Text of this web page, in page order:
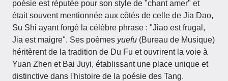
poésie est réputée pour son style de "chant amer" et
était souvent mentionnée aux côtés de celle de Jia Dao,
Su Shi ayant forgé la célèbre phrase : "Jiao est frugal,
Jia est maigre". Ses poèmes yuefu (Bureau de Musique)
héritèrent de la tradition de Du Fu et ouvrirent la voie à
Yuan Zhen et Bai Juyi, établissant une place unique et
distinctive dans l'histoire de la poésie des Tang.